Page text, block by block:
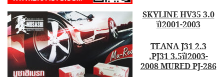
SKYLINE HV35 3.0
ปี2001-2003
TEANA J31 2.3
,PJ31 3.5ปี2003-
2008 MURED PJ-286